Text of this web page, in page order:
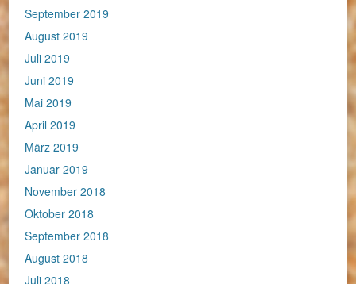
September 2019
August 2019
Juli 2019
Juni 2019
Mai 2019
April 2019
März 2019
Januar 2019
November 2018
Oktober 2018
September 2018
August 2018
Juli 2018